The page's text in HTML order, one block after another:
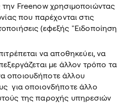
την Freenow χρησιμοποιώντας
που παρέχονται στις
(εφεξής "Ειδοποίηση
να αποθηκεύει, να
με άλλον τρόπο τα
οποιουδήποτε άλλου
για οποιονδήποτε άλλο
της παροχής υπηρεσιών